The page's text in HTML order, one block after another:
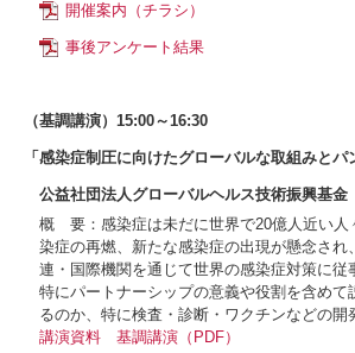
開催案内（チラシ）
事後アンケート結果
（基調講演）15:00～16:30
「感染症制圧に向けたグローバルな取組みと
公益社団法人グローバルヘルス技術振興
概 要：感染症は未だに世界で20億人近い人
染症の再燃、新たな感染症の出現が懸念さ
連・国際機関を通じて世界の感染症対策に
特にパートナーシップの意義や役割を含め
るのか、特に検査・診断・ワクチンなどの
講演資料 基調講演（PDF）